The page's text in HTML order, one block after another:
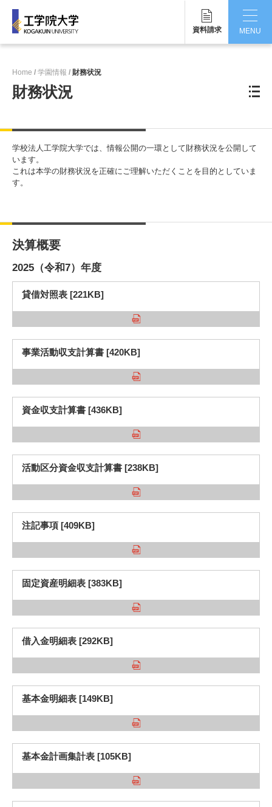
資料請求
MENU
国際交流・留学
就職・キャリア
キャンパス
入試情報
受験生の方 在学生・保証人の方 卒業生の方
一般・企業の方 寄付・ご支援
Pick Up
2. 工学院大学ヒストリー
Home 学園情報 財務状況
財務状況
学校法人工学院大学では、情報公開の一環として財務状況を公開して
います。
これは本学の財務状況を正確にご理解いただくことを目的としていま
す。
決算概要
2025（令和7）年度
貸借対照表 [221KB]
事業活動収支計算書 [420KB]
資金収支計算書 [436KB]
活動区分資金収支計算書 [238KB]
注記事項 [409KB]
固定資産明細表 [383KB]
借入金明細表 [292KB]
基本金明細表 [149KB]
基本金計画集計表 [105KB]